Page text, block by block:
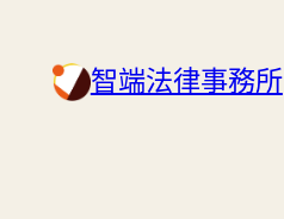
content 智端法律事務所